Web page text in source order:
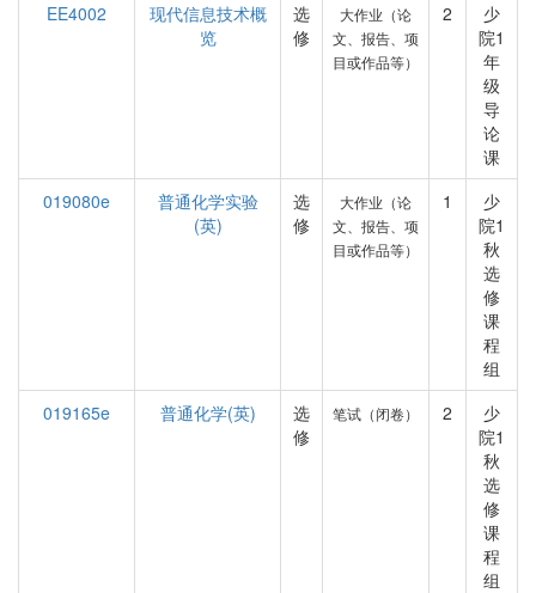
EE4002
现代信息技术概
览
选
修
大作业（论
文、报告、项
目或作品等）
2
少
院1
年
级
导
论
课
019080e
普通化学实验
(英)
选
修
大作业（论
文、报告、项
目或作品等）
1
少
院1
秋
选
修
课
程
组
019165e
普通化学(英)
选
修
笔试（闭卷） 2
少
院1
秋
选
修
课
程
组